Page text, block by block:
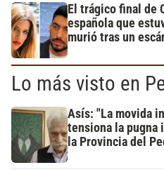
El trágico final de
española que
murió tras un
Lo más visto en
Asís: "La movida
tensiona la pugna
la Provincia del